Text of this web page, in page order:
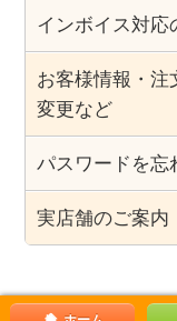
インボイス対応
お客様情報・注
変更など
パスワードを忘
実店舗のご案内